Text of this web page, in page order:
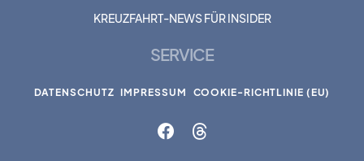
KREUZFAHRT-NEWS FÜR INSIDER
SERVICE
DATENSCHUTZ IMPRESSUM COOKIE-RICHTLINIE (EU)